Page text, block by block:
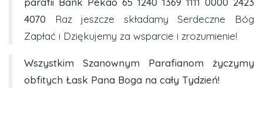
4070
Raz jeszcze składamy Serdeczne Bóg
Zapłać i Dziękujemy za wsparcie i zrozumienie!
Wszystkim Szanownym Parafianom życzymy
obfitych Łask Pana Boga na cały Tydzień!